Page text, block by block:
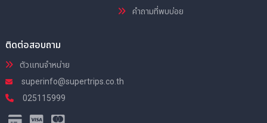
คำถามที่พบบ่อย
ติดต่อสอบถาม
ตัวแทนจำหน่าย
superinfo@supertrips.co.th
025115999